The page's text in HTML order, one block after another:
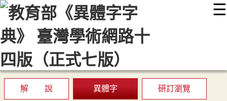
☰
::: 最新消息 常見問題 編輯說明
顯示模式
網站導覽
解 說 異體字 研訂瀏覽